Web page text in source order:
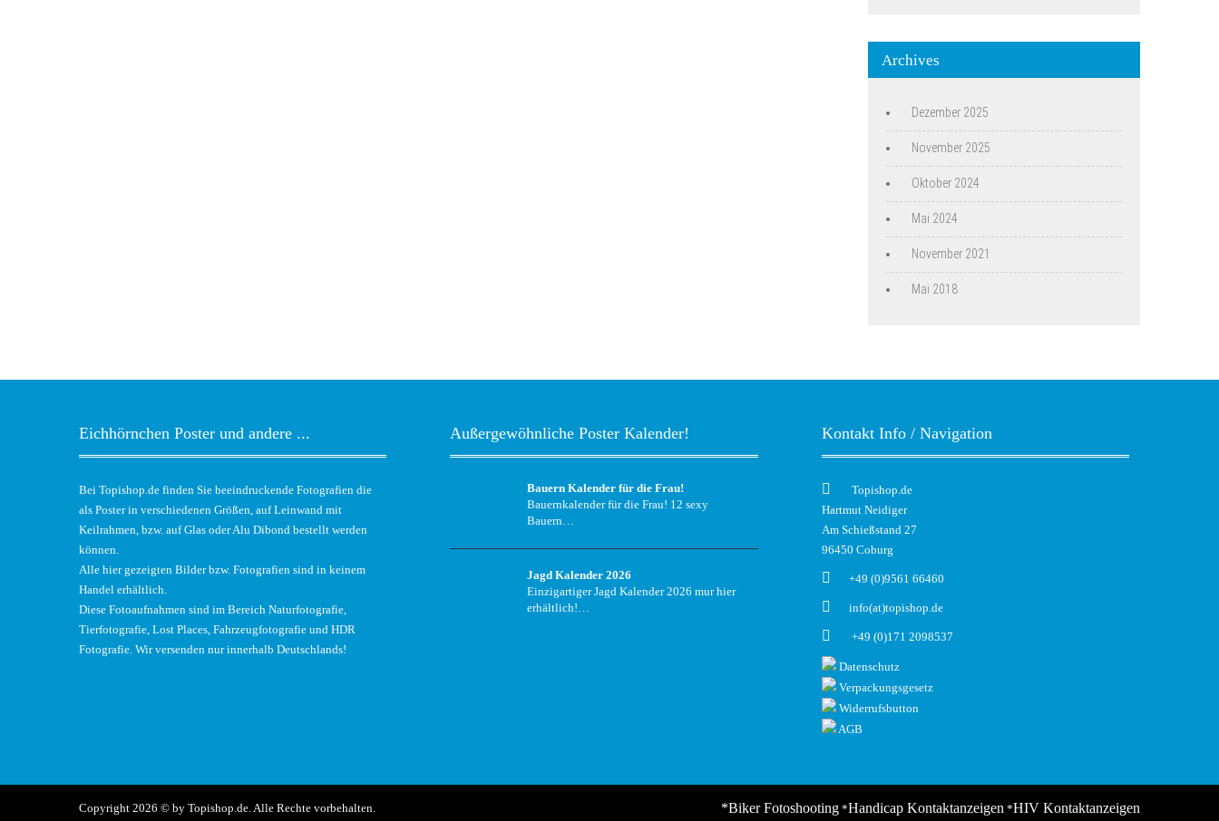
Archives
Dezember 2025
November 2025
Oktober 2024
Mai 2024
November 2021
Mai 2018
Eichhörnchen Poster und andere ...
Bei Topishop.de finden Sie beeindruckende Fotografien die
als Poster in verschiedenen Größen, auf Leinwand mit
Keilrahmen, bzw. auf Glas oder Alu Dibond bestellt werden
können.
Alle hier gezeigten Bilder bzw. Fotografien sind in keinem
Handel erhältlich.
Diese Fotoaufnahmen sind im Bereich Naturfotografie,
Tierfotografie, Lost Places, Fahrzeugfotografie und HDR
Fotografie. Wir versenden nur innerhalb Deutschlands!
Außergewöhnliche Poster Kalender!
Bauern Kalender für die Frau!
Bauernkalender für die Frau! 12 sexy
Bauern…
Jagd Kalender 2026
Einzigartiger Jagd Kalender 2026 mur hier
erhältlich!…
Kontakt Info / Navigation
Topishop.de
Hartmut Neidiger
Am Schießstand 27
96450 Coburg
+49 (0)9561 66460
info(at)topishop.de
+49 (0)171 2098537
Datenschutz
Verpackungsgesetz
Widerrufsbutton
AGB
Copyright 2026 © by Topishop.de. Alle Rechte vorbehalten. *Biker Fotoshooting *Handicap Kontaktanzeigen *HIV Kontaktanzeigen